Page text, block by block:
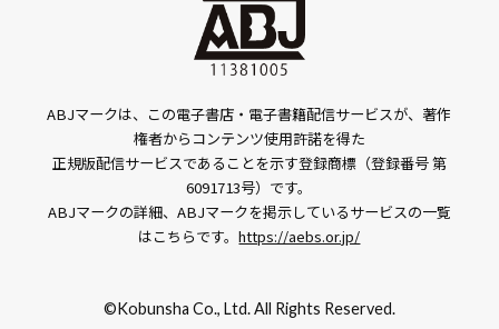
ABJマークは、この電子書店・電子書籍配信サービスが、著作
権者からコンテンツ使用許諾を得た
正規版配信サービスであることを示す登録商標（登録番号 第
6091713号）です。
ABJマークの詳細、ABJマークを掲示しているサービスの一覧
はこちらです。https://aebs.or.jp/
©Kobunsha Co., Ltd. All Rights Reserved.